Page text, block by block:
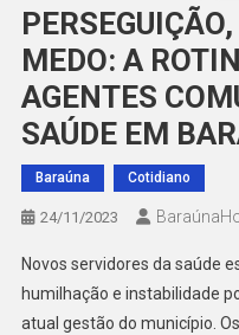
MEDO: A
AGENTES
SAÚDE EM
Baraúna Cotidiano
24/11/2023
Novos servidores da saúde
humilhação e instabilidade
atual gestão do município.